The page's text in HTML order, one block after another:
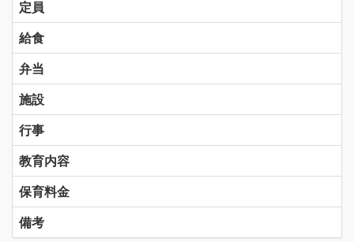
定員
給食
弁当
施設
行事
教育内容
保育料金
備考